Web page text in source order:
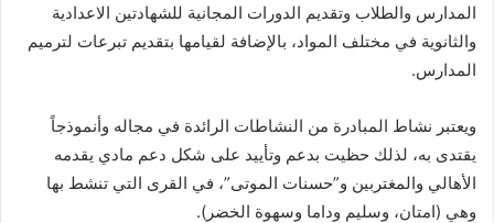
المدارس والطلاب وتقديم الدورات المجانية للشهادتين الاعدادية
والثانوية في مختلف المواد، بالإضافة لقيامها بتقديم تبرعات لترميم
المدارس.
ويعتبر نشاط المبادرة من النشاطات الرائدة في مجاله وأنموذجاً
يقتدى به، لذلك حظيت بدعم وتأييد على شكل دعم مادي يقدمه
الأهالي والمغتربين و”حسنات الموتى”، في القرى التي تنشط بها
وهي (امتان، وسليم وداما وسهوة الخضر).